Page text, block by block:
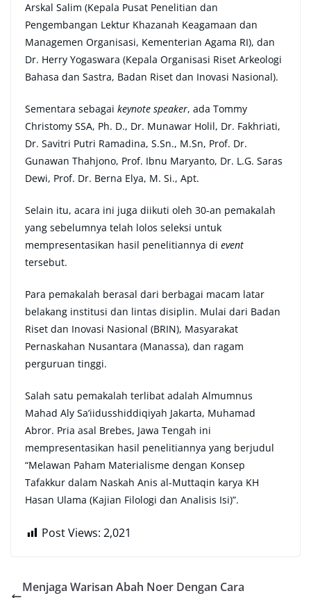
Arskal Salim (Kepala Pusat Penelitian dan
Pengembangan Lektur Khazanah Keagamaan dan
Managemen Organisasi, Kementerian Agama RI), dan
Dr. Herry Yogaswara (Kepala Organisasi Riset Arkeologi
Bahasa dan Sastra, Badan Riset dan Inovasi Nasional).
Sementara sebagai keynote speaker, ada Tommy
Christomy SSA, Ph. D., Dr. Munawar Holil, Dr. Fakhriati,
Dr. Savitri Putri Ramadina, S.Sn., M.Sn, Prof. Dr.
Gunawan Thahjono, Prof. Ibnu Maryanto, Dr. L.G. Saras
Dewi, Prof. Dr. Berna Elya, M. Si., Apt.
Selain itu, acara ini juga diikuti oleh 30-an pemakalah
yang sebelumnya telah lolos seleksi untuk
mempresentasikan hasil penelitiannya di event
tersebut.
Para pemakalah berasal dari berbagai macam latar
belakang institusi dan lintas disiplin. Mulai dari Badan
Riset dan Inovasi Nasional (BRIN), Masyarakat
Pernaskahan Nusantara (Manassa), dan ragam
perguruan tinggi.
Salah satu pemakalah terlibat adalah Almumnus
Mahad Aly Sa’iidusshiddiqiyah Jakarta, Muhamad
Abror. Pria asal Brebes, Jawa Tengah ini
mempresentasikan hasil penelitiannya yang berjudul
“Melawan Paham Materialisme dengan Konsep
Tafakkur dalam Naskah Anis al-Muttaqin karya KH
Hasan Ulama (Kajian Filologi dan Analisis Isi)”.
Post Views: 2,021
Menjaga Warisan Abah Noer Dengan Cara